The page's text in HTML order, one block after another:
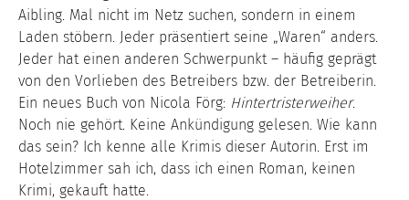
Aibling. Mal nicht im Netz suchen, sondern in einem
Laden stöbern. Jeder präsentiert seine „Waren“ anders.
Jeder hat einen anderen Schwerpunkt – häufig geprägt
von den Vorlieben des Betreibers bzw. der Betreiberin.
Ein neues Buch von Nicola Förg: Hintertristerweiher.
Noch nie gehört. Keine Ankündigung gelesen. Wie kann
das sein? Ich kenne alle Krimis dieser Autorin. Erst im
Hotelzimmer sah ich, dass ich einen Roman, keinen
Krimi, gekauft hatte.